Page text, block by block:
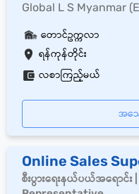
Global L S Myanmar
ရန်ကုန်တိုင်း
တောင်ဥက္ကလာ
လစာကြည့်မယ်
အသ
Online Sales
စီးပွားရေးနယ်ပယ်အရောင်း